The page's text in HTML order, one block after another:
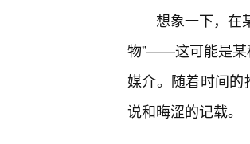
想象一下，在
物”——这可能是某
媒介。随着时间的
说和晦涩的记载。